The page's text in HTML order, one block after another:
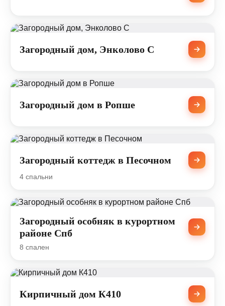
Загородный дом, Энколово С
Загородный дом в Ропше
Загородный коттедж в Песочном
4 спальни
Загородный особняк в курортном
районе Спб
8 спален
Кирпичный дом К410